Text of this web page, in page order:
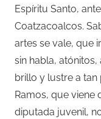
Espíritu Santo,
Coatzacoalcos.
artes se vale, que
sin habla,
brillo y lustre a
Ramos, que viene
diputada juvenil,